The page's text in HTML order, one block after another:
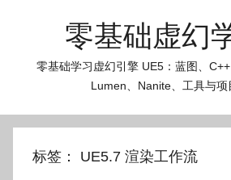
零基础虚幻
零基础学习虚幻引擎 UE5：蓝图、C++
Lumen、Nanite、工具与项
标签： UE5.7 渲染工作流